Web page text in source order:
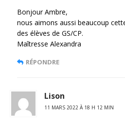
Bonjour Ambre,
nous aimons aussi beaucoup
des élèves de GS/CP.
Maîtresse Alexandra
RÉPONDRE
Lison
11 MARS 2022 À 18 H 12 MIN